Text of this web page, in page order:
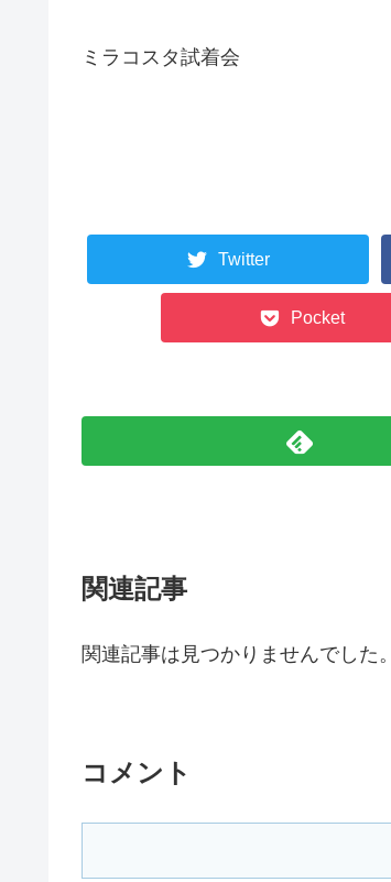
ミラコスタ試着会
Twitter
Pocket
関連記事
関連記事は見つかりませんでした。
コメント